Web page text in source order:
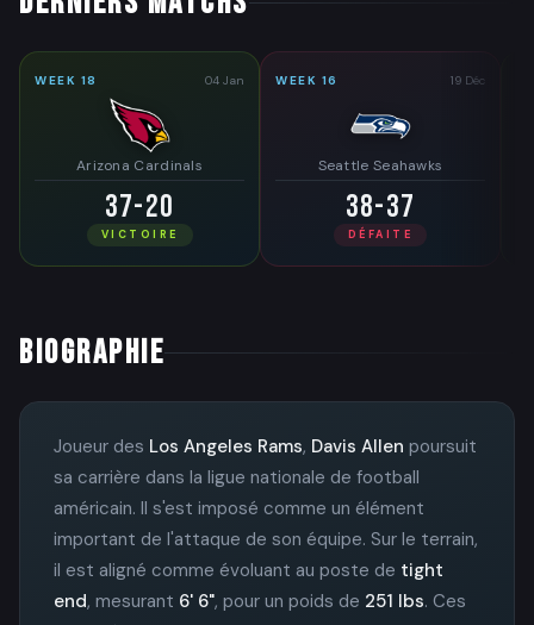
WEEK 18 04 Jan
Arizona Cardinals
37-20
VICTOIRE
WEEK 16 19 Déc
Seattle Seahawks
38-37
DÉFAITE
BIOGRAPHIE
Joueur des Los Angeles Rams, Davis Allen poursuit
sa carrière dans la ligue nationale de football
américain. Il s'est imposé comme un élément
important de l'attaque de son équipe. Sur le terrain,
il est aligné comme évoluant au poste de tight
end, mesurant 6' 6", pour un poids de 251 lbs. Ces